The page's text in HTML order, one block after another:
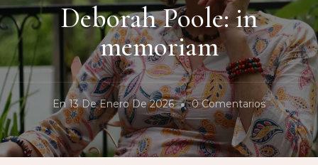
Deborah Poole: in
memoriam
En13 De Enero De 2026 0 ComentariosEn
Deborah
Poole: